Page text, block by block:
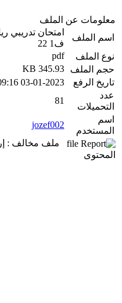
معلومات عن الملف
اسم الملف
امتحان تدريبي
ف1 22
نوع الملف
pdf
حجم الملف
345.93 KB
تاريخ الرفع
03-01-2023 09:16 م
عدد
التحميلات
81
اسم
المستخدم
jozef002
ملف مخالف :
المحتوى